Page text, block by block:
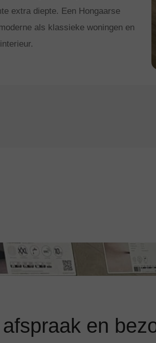
extra diepte. Een Hongaarse
als klassieke woningen en
en